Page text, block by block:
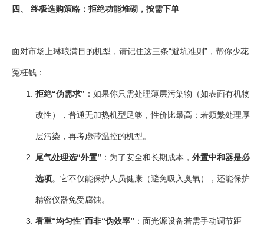
四、 终极选购策略：拒绝功能堆砌，按需下单
面对市场上琳琅满目的机型，请记住这三条“避坑准则”，帮你少花
冤枉钱：
拒绝“伪需求” ：如果你只需处理薄层污染物（如表面有机物
改性），普通无加热机型足够，性价比最高；若频繁处理厚
层污染，再考虑带温控的机型。
尾气处理选“外置” ：为了安全和长期成本， 外置中和器是必
选项。它不仅能保护人员健康（避免吸入臭氧），还能保护
精密仪器免受腐蚀。
看重“均匀性”而非“伪效率” ：面光源设备若需手动调节距